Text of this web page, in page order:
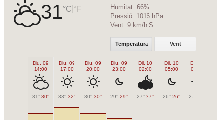
31°C °F Humitat: 66%
Pressió: 1016 hPa
Vent: 9 km/h S
Temperatura Vent
Diu, 09
14:00
31° 30°
Diu, 09
17:00
33° 32°
Diu, 09
20:00
30° 30°
Diu, 09
23:00
29° 29°
Dil, 10
02:00
27° 27°
Dil, 10
05:00
26° 26°
Dil, 10
08:00
27°